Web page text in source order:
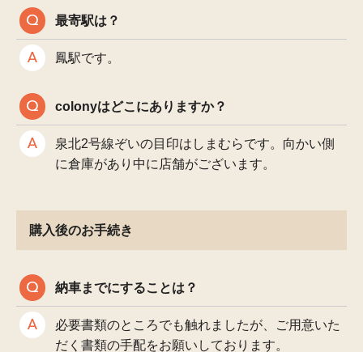
最寄駅は？
鳳駅です。
colonyはどこにありますか？
泉北2号線ぞいの目印はしまむらです。向かい側
に倉庫があり中に店舗がございます。
購入後のお手続き
納車までにすることは？
必要書類のところでも触れましたが、ご用意いた
だく書類の手配をお願いしております。